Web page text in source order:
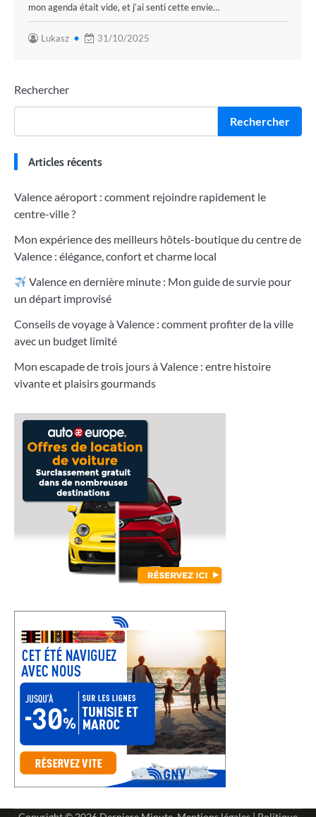
mon agenda était vide, et j’ai senti cette envie…
Lukasz 31/10/2025
Rechercher
Rechercher
Articles récents
Valence aéroport : comment rejoindre rapidement le
centre-ville ?
Mon expérience des meilleurs hôtels-boutique du centre de
Valence : élégance, confort et charme local
Valence en dernière minute : Mon guide de survie pour
un départ improvisé
Conseils de voyage à Valence : comment profiter de la ville
avec un budget limité
Mon escapade de trois jours à Valence : entre histoire
vivante et plaisirs gourmands